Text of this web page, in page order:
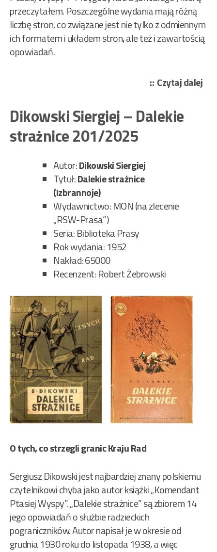
przeczytałem. Poszczególne wydania mają różną
liczbę stron, co związane jest nie tylko z odmiennym
ich formatem i układem stron, ale też i zawartością
opowiadań.
Czytaj dalej
Dikowski Siergiej – Dalekie
strażnice 201/2025
Autor:Dikowski Siergiej
Tytuł:Dalekie strażnice
(Izbrannoje)
Wydawnictwo: MON (na zlecenie
„RSW-Prasa”)
Seria: Biblioteka Prasy
Rok wydania: 1952
Nakład: 65000
Recenzent: Robert Żebrowski
O tych, co strzegli granic Kraju Rad
Sergiusz Dikowski jest najbardziej znany polskiemu
czytelnikowi chyba jako autor książki „Komendant
Ptasiej Wyspy”. „Dalekie strażnice” są zbiorem 14
jego opowiadań o służbie radzieckich
pograniczników. Autor napisał je w okresie od
grudnia 1930 roku do listopada 1938, a więc